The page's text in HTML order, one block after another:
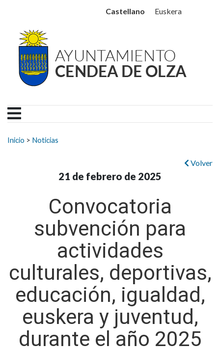
Ayuntamiento Cendea
Castellano Euskera
Buscar:
Inicio > Noticias
Volver
21 de febrero de 2025
Convocatoria
subvención para
actividades
culturales, deportivas,
educación, igualdad,
euskera y juventud,
durante el año 2025